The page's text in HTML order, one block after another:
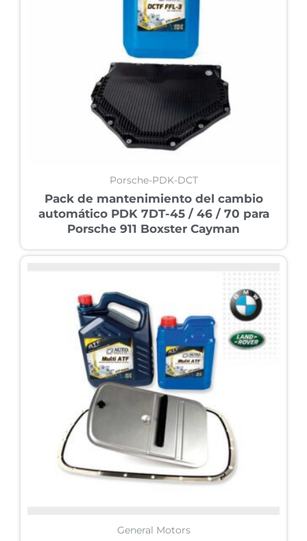
Porsche-PDK-DCT
Pack de mantenimiento del cambio
automático PDK 7DT-45 / 46 / 70 para
Porsche 911 Boxster Cayman
General Motors